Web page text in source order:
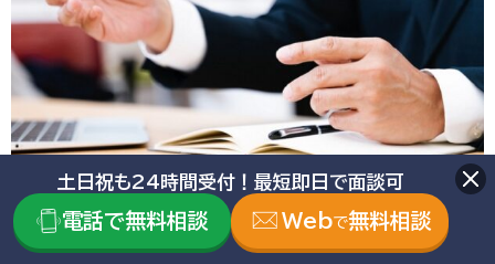
大事な財産である不動産の登記などを依頼できる司法書士ですが、
そもそも司法書士とはどんな資格なのでしょうか。
土日祝も24時間受付！最短即日で面談可
電話で無料相談 Webで無料相談